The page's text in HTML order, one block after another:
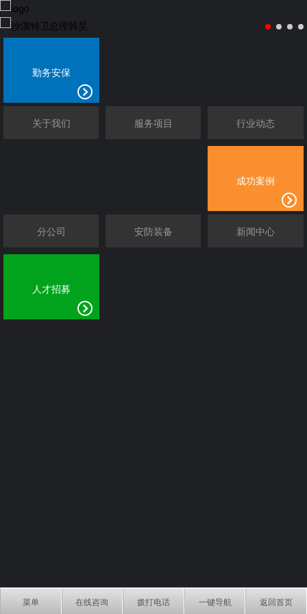
勤务安保
关于我们 服务项目 行业动态
成功案例
分公司 安防装备 新闻中心
人才招募
菜单 在线咨询 拨打电话 一键导航 返回首页